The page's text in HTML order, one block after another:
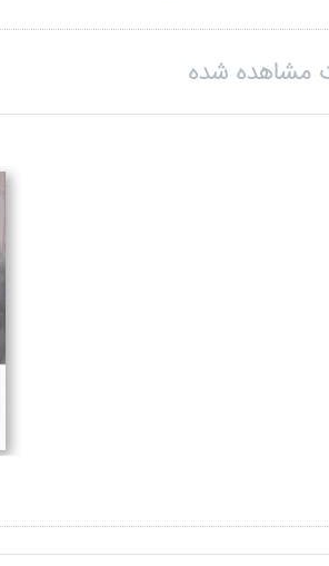
مشاهده شده